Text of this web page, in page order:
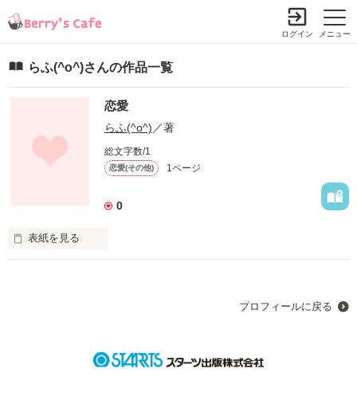
メニュー
ログイン
らふ(^o^)さんの作品一覧
恋愛
らふ(^o^) ／著
総文字数/1
恋愛(その他) 1ページ
0
表紙を見る
プロフィールに戻る